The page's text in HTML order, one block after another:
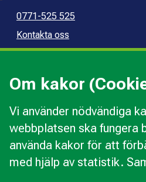
Om kakor
Vi använder nödvändiga
webbplatsen ska fungera
använda kakor för att
med hjälp av statistik.
0771-525 525
Kontakta oss
Press
Kommunal budget- och
Om webbplatsen